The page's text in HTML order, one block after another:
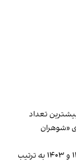
تعداد
«شوهران
بر اساس این گزارش، در سال‌های ۱۴۰۱، ۱۴۰۲ و ۱۴۰۳ به ترتیب